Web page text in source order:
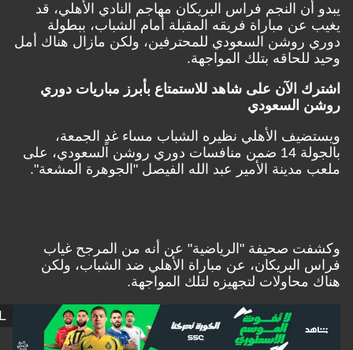
النجم فراس البريكان مهاجم النادي الأهلي، قد
مباراة فريقه المقبلة أمام الشباب، ببطولة
روشن السعودي للمحترفين، ولكن مازال هناك أمل
بتلك المواجهة.
الآن على شاهد للاستمتاع بأبرز مباريات دوري
السعودي
الأهلي نظيره الشباب مساء غدٍ الجمعة،
بالجولة 14 ضمن منافسات دوري روشن السعودي، على
مدينة الأمير عبد الله الفيصل "الجوهرة المشعة".
صحيفة "الرياضية" عن أنه من المرجح غياب
البريكان، عن مباراة الأهلي ضد الشباب، ولكن
لتجهيزه لتلك المواجهة.